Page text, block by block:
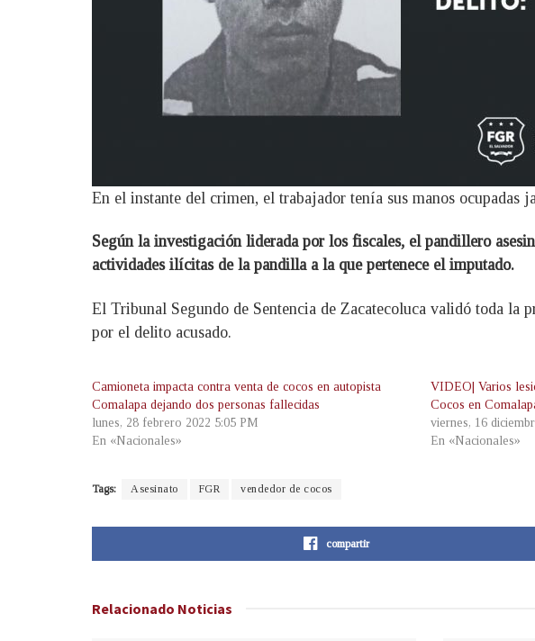
En el instante del crimen, el trabajador tenía sus manos ocupadas
Según la investigación liderada por los fiscales, el pandillero
actividades ilícitas de la pandilla a la que pertenece el imputado.
El Tribunal Segundo de Sentencia de Zacatecoluca validó toda la
por el delito acusado.
Camioneta impacta contra venta de cocos en autopista
Comalapa dejando dos personas fallecidas
lunes, 28 febrero 2022 5:05 PM
En «Nacionales»
VIDEO| Varios
Cocos en
viernes, 16
En «Nacionales»
Tags: Asesinato FGR vendedor de cocos
compartir
Relacionado Noticias